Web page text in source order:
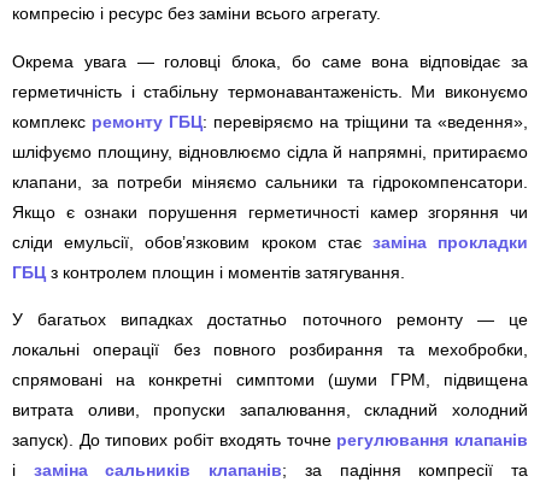
компресію і ресурс без заміни всього агрегату.
Окрема увага — головці блока, бо саме вона відповідає за
герметичність і стабільну термонавантаженість. Ми виконуємо
комплекс ремонту ГБЦ: перевіряємо на тріщини та «ведення»,
шліфуємо площину, відновлюємо сідла й напрямні, притираємо
клапани, за потреби міняємо сальники та гідрокомпенсатори.
Якщо є ознаки порушення герметичності камер згоряння чи
сліди емульсії, обов’язковим кроком стає заміна прокладки
ГБЦ з контролем площин і моментів затягування.
У багатьох випадках достатньо поточного ремонту — це
локальні операції без повного розбирання та мехобробки,
спрямовані на конкретні симптоми (шуми ГРМ, підвищена
витрата оливи, пропуски запалювання, складний холодний
запуск). До типових робіт входять точне регулювання клапанів
і заміна сальників клапанів; за падіння компресії та